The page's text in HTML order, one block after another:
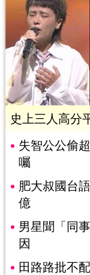
史上三人高分
失智公公偷
囑
肥大叔國台
億
男星聞「同
因
田路路批不